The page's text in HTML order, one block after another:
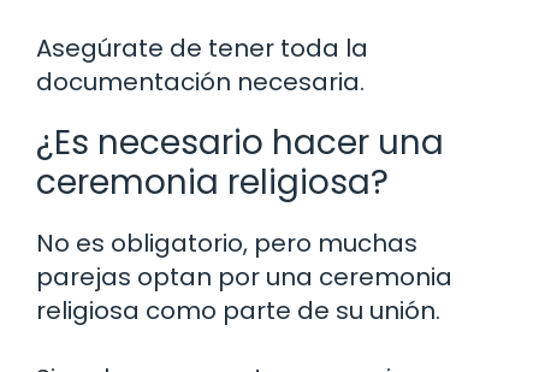
Asegúrate de tener toda la
documentación necesaria.
¿Es necesario hacer una
ceremonia religiosa?
No es obligatorio, pero muchas
parejas optan por una ceremonia
religiosa como parte de su unión.